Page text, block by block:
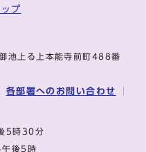
プ
上る上本能寺前町488番
各部署へのお問い合わせ
後5時30分
午後5時